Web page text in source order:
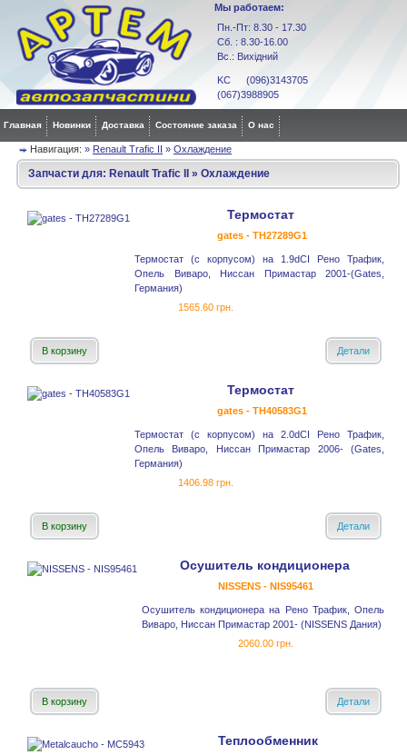
Мы работаем:
Пн.-Пт: 8.30 - 17.30
Сб. : 8.30-16.00
Вс.: Вихідний
KC (096)3143705
(067)3988905
Главная Новинки Доставка Состояние заказа О нас
Навигация: » Renault Trafic II » Охлаждение
Запчасти для: Renault Trafic II » Охлаждение
Термостат
gates - TH27289G1
Термостат (с корпусом) на 1.9dCI Рено Трафик,
Опель Виваро, Ниссан Примастар 2001-(Gates,
Германия)
1565.60 грн.
В корзину Детали
Термостат
gates - TH40583G1
Термостат (с корпусом) на 2.0dCI Рено Трафик,
Опель Виваро, Ниссан Примастар 2006- (Gates,
Германия)
1406.98 грн.
В корзину Детали
Осушитель кондиционера
NISSENS - NIS95461
Осушитель кондиционера на Рено Трафик, Опель
Виваро, Ниссан Примастар 2001- (NISSENS Дания)
2060.00 грн.
В корзину Детали
Теплообменник